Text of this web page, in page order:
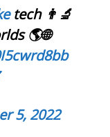
tech 👨‍🔬
🌎🌐
5, 2022